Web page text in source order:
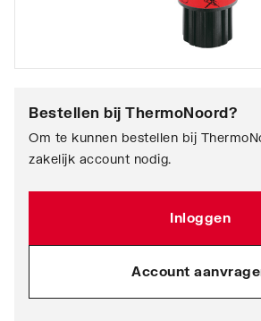
Bestellen bij ThermoNoord?
Om te kunnen bestellen bij
zakelijk account nodig.
Inloggen
Account